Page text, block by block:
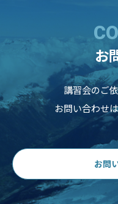
お
講習会のご
お問い合わせ
お問